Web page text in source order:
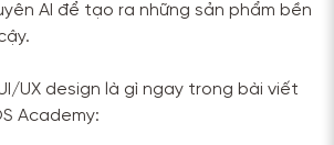
AI để tạo ra những sản phẩm bền
UX design là gì ngay trong bài viết
Academy: